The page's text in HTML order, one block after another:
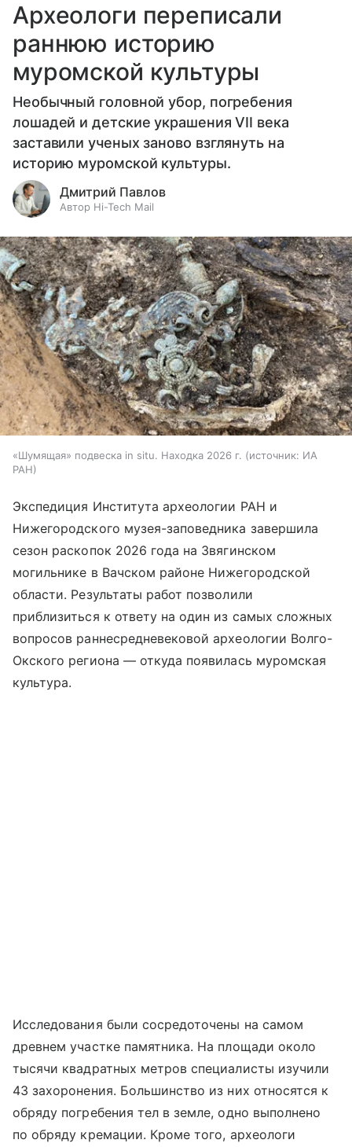
Археологи переписали
раннюю историю
муромской культуры
Необычный головной убор, погребения
лошадей и детские украшения VII века
заставили ученых заново взглянуть на
историю муромской культуры.
Дмитрий Павлов
Автор Hi-Tech Mail
«Шумящая» подвеска in situ. Находка 2026 г. источник: ИА
РАН
Экспедиция Института археологии РАН и
Нижегородского музея-заповедника завершила
сезон раскопок 2026 года на Звягинском
могильнике в Вачском районе Нижегородской
области. Результаты работ позволили
приблизиться к ответу на один из самых сложных
вопросов раннесредневековой археологии Волго-
Окского региона — откуда появилась муромская
культура.
Исследования были сосредоточены на самом
древнем участке памятника. На площади около
тысячи квадратных метров специалисты изучили
43 захоронения. Большинство из них относятся к
обряду погребения тел в земле, одно выполнено
по обряду кремации. Кроме того, археологи